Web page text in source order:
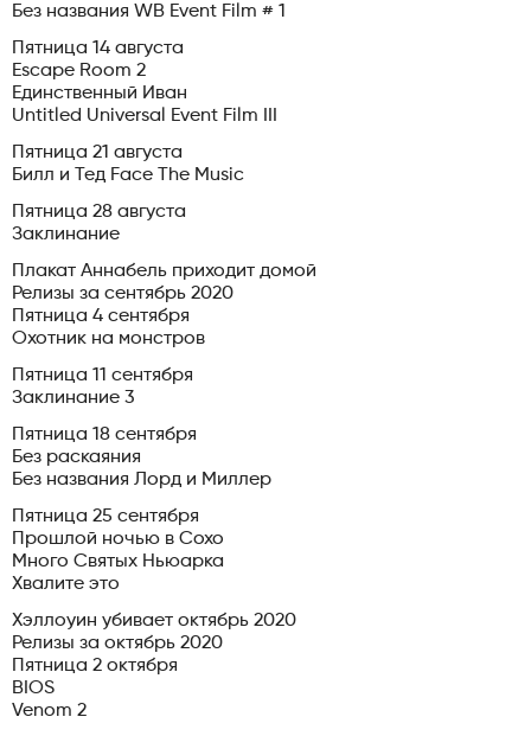
Без названия WB Event Film # 1
Пятница 14 августа
Escape Room 2
Единственный Иван
Untitled Universal Event Film III
Пятница 21 августа
Билл и Тед Face The Music
Пятница 28 августа
Заклинание
Плакат Аннабель приходит домой
Релизы за сентябрь 2020
Пятница 4 сентября
Охотник на монстров
Пятница 11 сентября
Заклинание 3
Пятница 18 сентября
Без раскаяния
Без названия Лорд и Миллер
Пятница 25 сентября
Прошлой ночью в Сохо
Много Святых Ньюарка
Хвалите это
Хэллоуин убивает октябрь 2020
Релизы за октябрь 2020
Пятница 2 октября
BIOS
Venom 2